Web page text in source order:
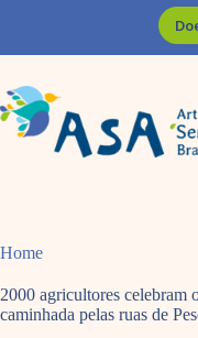
Home
2000 agricultores
caminhada pelas ruas de